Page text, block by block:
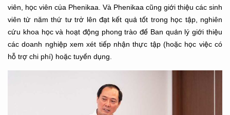
viên, học viên của Phenikaa. Và Phenikaa cũng giới thiệu các sinh
viên từ năm thứ tư trở lên đạt kết quả tốt trong học tập, nghiên
cứu khoa học và hoạt động phong trào để Ban quản lý giới thiệu
các doanh nghiệp xem xét tiếp nhận thực tập (hoặc học việc có
hỗ trợ chi phí) hoặc tuyển dụng.